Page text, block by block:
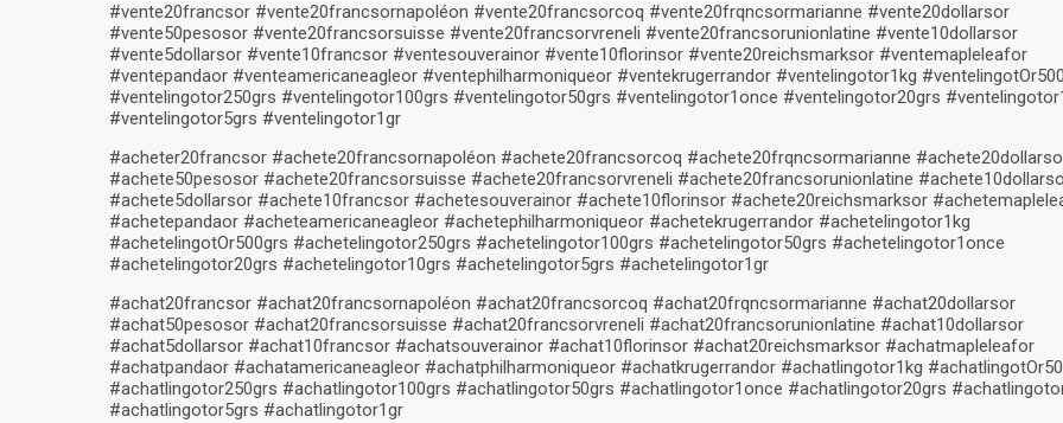
#vente20francsor #vente20francsornapoléon #vente20francsorcoq #vente20frqncsormarianne #vente20dollarsor
#vente50pesosor #vente20francsorsuisse #vente20francsorvreneli #vente20francsorunionlatine #vente10dollarsor
#vente5dollarsor #vente10francsor #ventesouverainor #vente10florinsor #vente20reichsmarksor #ventemapleleafor
#ventepandaor #venteamericaneagleor #ventephilharmoniqueor #ventekrugerrandor #ventelingotor1kg
#ventelingotor250grs #ventelingotor100grs #ventelingotor50grs #ventelingotor1once #ventelingotor20grs
#ventelingotor5grs #ventelingotor1gr
#acheter20francsor #achete20francsornapoléon #achete20francsorcoq #achete20frqncsormarianne
#achete50pesosor #achete20francsorsuisse #achete20francsorvreneli #achete20francsorunionlatine
#achete5dollarsor #achete10francsor #achetesouverainor #achete10florinsor #achete20reichsmarksor
#achetepandaor #acheteamericaneagleor #achetephilharmoniqueor #achetekrugerrandor #achetelingotor1kg
#achetelingotOr500grs #achetelingotor250grs #achetelingotor100grs #achetelingotor50grs #achetelingotor1once
#achetelingotor20grs #achetelingotor10grs #achetelingotor5grs #achetelingotor1gr
#achat20francsor #achat20francsornapoléon #achat20francsorcoq #achat20frqncsormarianne #achat20dollarsor
#achat50pesosor #achat20francsorsuisse #achat20francsorvreneli #achat20francsorunionlatine #achat10dollarsor
#achat5dollarsor #achat10francsor #achatsouverainor #achat10florinsor #achat20reichsmarksor #achatmapleleafor
#achatpandaor #achatamericaneagleor #achatphilharmoniqueor #achatkrugerrandor #achatlingotor1kg
#achatlingotor250grs #achatlingotor100grs #achatlingotor50grs #achatlingotor1once #achatlingotor20grs
#achatlingotor5grs #achatlingotor1gr